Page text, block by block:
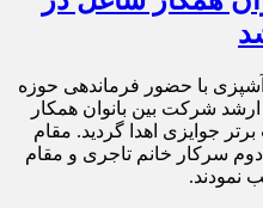
با حضور فرماندهی حوزه
ارشد شرکت بین بانوان همکار
برتر جوایزی اهدا گردید. مقام
سرکار خانم تاجری و مقام
نمودند.